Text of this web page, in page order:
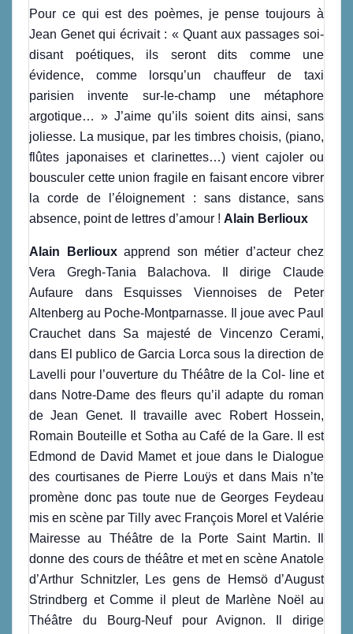
Pour ce qui est des poèmes, je pense toujours à
Jean Genet qui écrivait : « Quant aux passages soi-
disant poétiques, ils seront dits comme une
évidence, comme lorsqu’un chauffeur de taxi
parisien invente sur-le-champ une métaphore
argotique… » J’aime qu’ils soient dits ainsi, sans
joliesse. La musique, par les timbres choisis, (piano,
flûtes japonaises et clarinettes…) vient cajoler ou
bousculer cette union fragile en faisant encore vibrer
la corde de l’éloignement : sans distance, sans
absence, point de lettres d’amour ! Alain Berlioux
Alain Berliouxapprend son métier d’acteur chez
Vera Gregh-Tania Balachova. Il dirige Claude
Aufaure dans Esquisses Viennoises de Peter
Altenberg au Poche-Montparnasse. Il joue avec Paul
Crauchet dans Sa majesté de Vincenzo Cerami,
dans El publico de Garcia Lorca sous la direction de
Lavelli pour l’ouverture du Théâtre de la Col- line et
dans Notre-Dame des fleurs qu’il adapte du roman
de Jean Genet. Il travaille avec Robert Hossein,
Romain Bouteille et Sotha au Café de la Gare. Il est
Edmond de David Mamet et joue dans le Dialogue
des courtisanes de Pierre Louÿs et dans Mais n’te
promène donc pas toute nue de Georges Feydeau
mis en scène par Tilly avec François Morel et Valérie
Mairesse au Théâtre de la Porte Saint Martin. Il
donne des cours de théâtre et met en scène Anatole
d’Arthur Schnitzler, Les gens de Hemsö d’August
Strindberg et Comme il pleut de Marlène Noël au
Théâtre du Bourg-Neuf pour Avignon. Il dirige